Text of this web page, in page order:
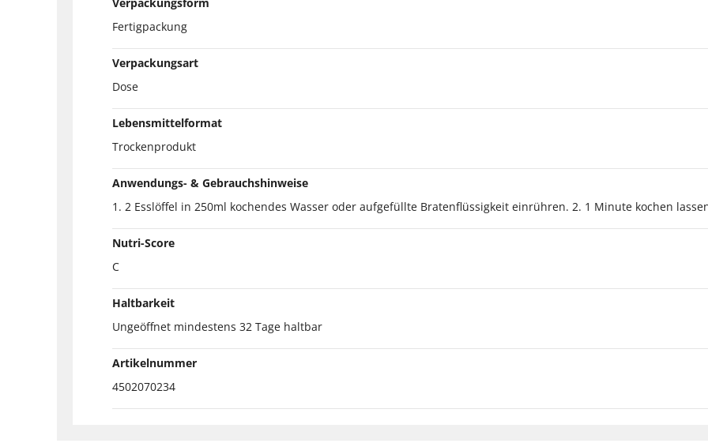
Fertigpackung
Verpackungsart
Dose
Lebensmittelformat
Trockenprodukt
Anwendungs- & Gebrauchshinweise
1. 2 Esslöffel in 250ml kochendes Wasser oder aufgefüllte Bratenflüssigkeit einrühren. 2. 1 Minute kochen
Nutri-Score
C
Haltbarkeit
Ungeöffnet mindestens 32 Tage haltbar
Artikelnummer
4502070234